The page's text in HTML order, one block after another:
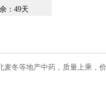
：49天
麦冬等地产中药，质量上乘，